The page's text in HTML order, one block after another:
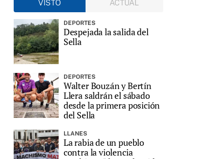
VISTO
ACTUAL
DEPORTES
Despejada la salida del
Sella
DEPORTES
Walter Bouzán y Bertín
Llera saldrán el sábado
desde la primera posición
del Sella
LLANES
La rabia de un pueblo
contra la violencia